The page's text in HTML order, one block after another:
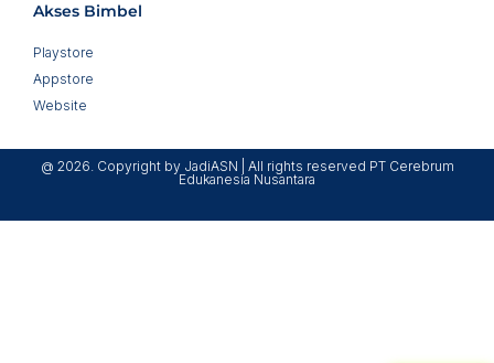
Akses Bimbel
Playstore
Appstore
Website
@ 2026. Copyright by JadiASN | All rights reserved PT Cerebrum
Edukanesia Nusantara